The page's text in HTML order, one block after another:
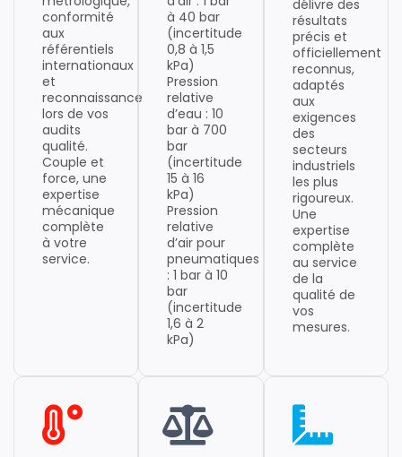
conformité
aux
référentiels
internationaux
et
reconnaissance
lors de vos
audits
qualité.
Couple et
force, une
expertise
mécanique
complète
à votre
service.
à 40 bar
(incertitude
0,8 à 1,5
kPa)
Pression
relative
d’eau : 10
bar à 700
bar
(incertitude
15 à 16
kPa)
Pression
relative
d’air pour
pneumatiques
: 1 bar à 10
bar
(incertitude
1,6 à 2
kPa)
délivre des
résultats
précis et
officiellement
reconnus,
adaptés
aux
exigences
des
secteurs
industriels
les plus
rigoureux.
Une
expertise
complète
au service
de la
qualité de
vos
mesures.